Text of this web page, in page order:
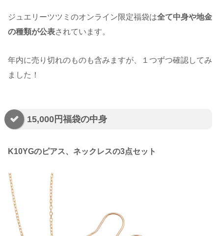
ジュエリーツツミのオンライン限定福袋は全て中身や地金
の種類が公表されています。
年内に売り切れのものも含みますが、１つずつ確認してみ
ました！
15,000円福袋の中身
K10YGのピアス、ネックレスの3点セット